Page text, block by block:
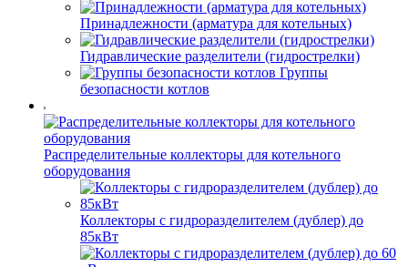
Принадлежности (арматура для котельных)
Гидравлические разделители (гидрострелки)
Группы
безопасности котлов
Распределительные коллекторы для котельного
оборудования
Коллекторы с гидроразделителем (дублер) до
85кВт